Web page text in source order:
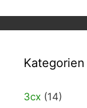
Kategorien
3cx (14)